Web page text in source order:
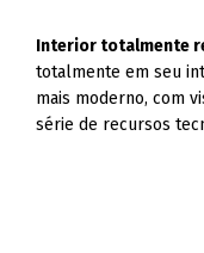
Interior totalmente
totalmente em seu
mais moderno, com
série de recursos